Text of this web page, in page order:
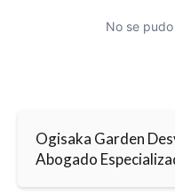
No se
Ogisaka Garden
Abogado